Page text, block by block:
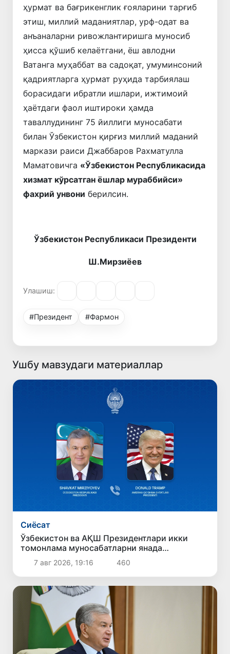
ҳурмат ва бағрикенглик ғояларини тарғиб
этиш, миллий маданиятлар, урф-одат ва
анъаналарни ривожлантиришга муносиб
ҳисса қўшиб келаётгани, ёш авлодни
Ватанга муҳаббат ва садоқат, умуминсоний
қадриятларга ҳурмат руҳида тарбиялаш
борасидаги ибратли ишлари, ижтимоий
ҳаётдаги фаол иштироки ҳамда
таваллудининг 75 йиллиги муносабати
билан Ўзбекистон қирғиз миллий маданий
маркази раиси Джаббаров Рахматулла
Маматовичга «Ўзбекистон Республикасида
хизмат кўрсатган ёшлар мураббийси»
фахрий унвони берилсин.
Ўзбекистон Республикаси Президенти
Ш.Мирзиёев
Улашиш:
#Президент #Фармон
Ушбу мавзудаги материаллар
Сиёсат
Ўзбекистон ва АҚШ Президентлари икки
томонлама муносабатларни янада
мустаҳкамлаш истиқболларини муҳокама
қилдилар
7 авг 2026, 19:16 460